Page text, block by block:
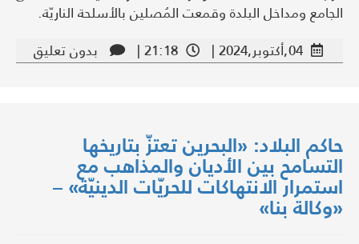
الجامع ومداخل البلدة وقمعت المُصلين بالأسلحة الناريّة.
04,أكتوبر,2024 |
21:18 | بدون تعليق
حاكم البلاد: «البحرين تعتزّ بتاريخها
التسامح بين الأديان والمذاهب مع
استمرار الانتهاكات للحريّات الدينيّة» –
«وكالة بنا»